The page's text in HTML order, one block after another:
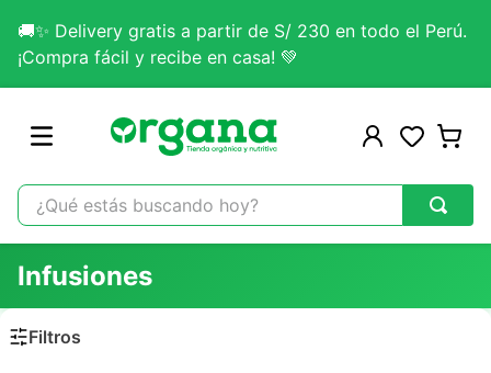
🚚✨ Delivery gratis a partir de S/ 230 en todo el Perú.
¡Compra fácil y recibe en casa! 💚
¿Qué estás buscando hoy?
1.
omega 3
2.
citrato magnesio
Infusiones